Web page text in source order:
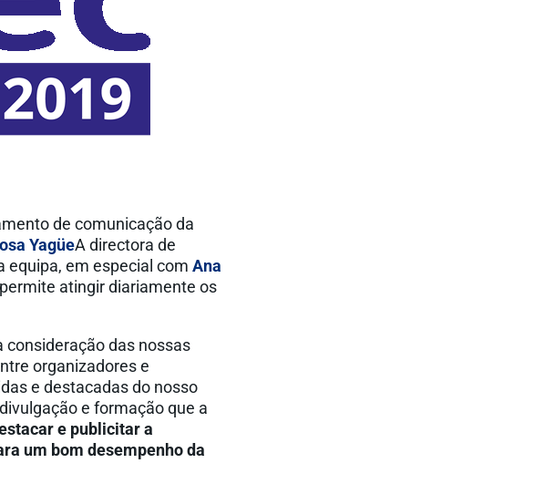
de comunicação da
YagüeA directora de
equipa, em especial comAna
atingir diariamente os
consideração das nossas
organizadores e
e destacadas do nosso
e formação que a
e publicitar a
um bom desempenho da